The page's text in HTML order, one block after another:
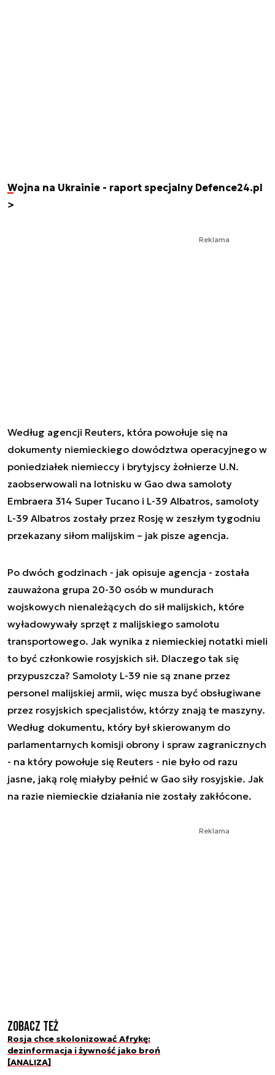
Wojna na Ukrainie - raport specjalny Defence24.pl
>
Reklama
Według agencji Reuters, która powołuje się na
dokumenty niemieckiego dowództwa operacyjnego w
poniedziałek niemieccy i brytyjscy żołnierze U.N.
zaobserwowali na lotnisku w Gao dwa samoloty
Embraera 314 Super Tucano i L-39 Albatros, samoloty
L-39 Albatros zostały przez Rosję w zeszłym tygodniu
przekazany siłom malijskim – jak pisze agencja.
Po dwóch godzinach - jak opisuje agencja - została
zauważona grupa 20-30 osób w mundurach
wojskowych nienależących do sił malijskich, które
wyładowywały sprzęt z malijskiego samolotu
transportowego. Jak wynika z niemieckiej notatki mieli
to być członkowie rosyjskich sił. Dlaczego tak się
przypuszcza? Samoloty L-39 nie są znane przez
personel malijskiej armii, więc musza być obsługiwane
przez rosyjskich specjalistów, którzy znają te maszyny.
Według dokumentu, który był skierowanym do
parlamentarnych komisji obrony i spraw zagranicznych
- na który powołuje się Reuters - nie było od razu
jasne, jaką rolę miałyby pełnić w Gao siły rosyjskie. Jak
na razie niemieckie działania nie zostały zakłócone.
Reklama
Zobacz też
Rosja chce skolonizować Afrykę:
dezinformacja i żywność jako broń
[ANALIZA]